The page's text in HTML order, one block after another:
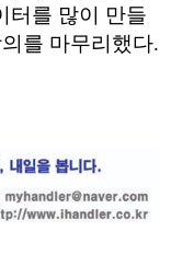
터를 많이 만들
를 마무리했다.